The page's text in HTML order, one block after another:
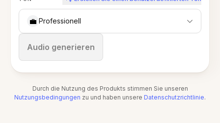
💼 Professionell
Audio generieren
Stoppen
Durch die Nutzung des Produkts stimmen Sie unseren
Nutzungsbedingungen zu und haben unsere Datenschutzrichtlinie.